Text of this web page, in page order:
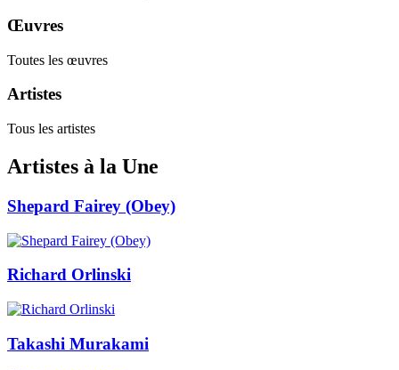
Œuvres
Toutes les œuvres
Artistes
Tous les artistes
Artistes à la Une
Shepard Fairey (Obey)
Richard Orlinski
Takashi Murakami